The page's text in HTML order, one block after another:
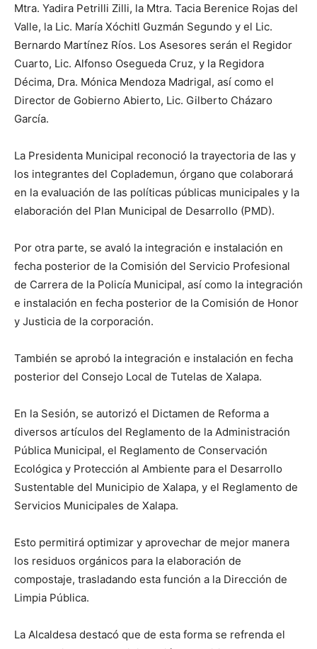
Mtra. Yadira Petrilli Zilli, la Mtra. Tacia Berenice Rojas del
Valle, la Lic. María Xóchitl Guzmán Segundo y el Lic.
Bernardo Martínez Ríos. Los Asesores serán el Regidor
Cuarto, Lic. Alfonso Osegueda Cruz, y la Regidora
Décima, Dra. Mónica Mendoza Madrigal, así como el
Director de Gobierno Abierto, Lic. Gilberto Cházaro
García.
La Presidenta Municipal reconoció la trayectoria de las y
los integrantes del Coplademun, órgano que colaborará
en la evaluación de las políticas públicas municipales y la
elaboración del Plan Municipal de Desarrollo (PMD).
Por otra parte, se avaló la integración e instalación en
fecha posterior de la Comisión del Servicio Profesional
de Carrera de la Policía Municipal, así como la integración
e instalación en fecha posterior de la Comisión de Honor
y Justicia de la corporación.
También se aprobó la integración e instalación en fecha
posterior del Consejo Local de Tutelas de Xalapa.
En la Sesión, se autorizó el Dictamen de Reforma a
diversos artículos del Reglamento de la Administración
Pública Municipal, el Reglamento de Conservación
Ecológica y Protección al Ambiente para el Desarrollo
Sustentable del Municipio de Xalapa, y el Reglamento de
Servicios Municipales de Xalapa.
Esto permitirá optimizar y aprovechar de mejor manera
los residuos orgánicos para la elaboración de
compostaje, trasladando esta función a la Dirección de
Limpia Pública.
La Alcaldesa destacó que de esta forma se refrenda el